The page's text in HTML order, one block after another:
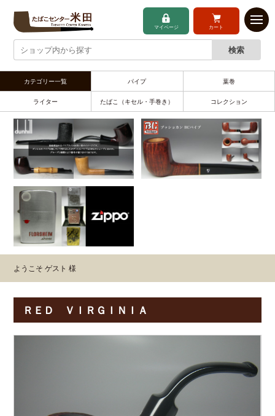
マイページ カート
カテゴリー一覧 パイプ 葉巻
ライター たばこ（キセル・手巻き） コレクション
ようこそ ゲスト 様
ＲＥＤ ＶＩＲＧＩＮＩＡ